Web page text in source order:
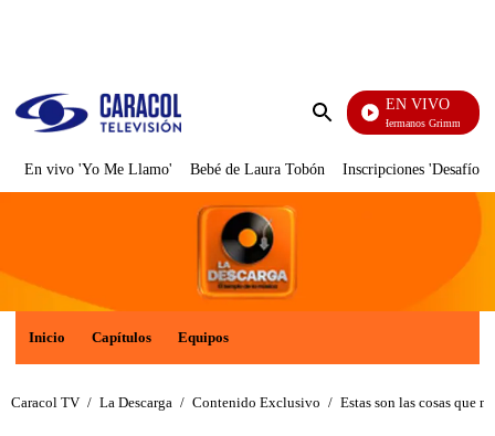
Enviar
EN VIVO
En vivo 'Yo Me Llamo' Bebé de Laura Tobón Inscripciones 'Desafío'
Inicio Capítulos Equipos
Caracol TV / La Descarga / Contenido Exclusivo / Estas son las cosas que